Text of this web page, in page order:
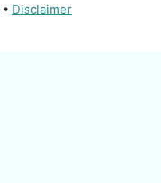
• Disclaimer